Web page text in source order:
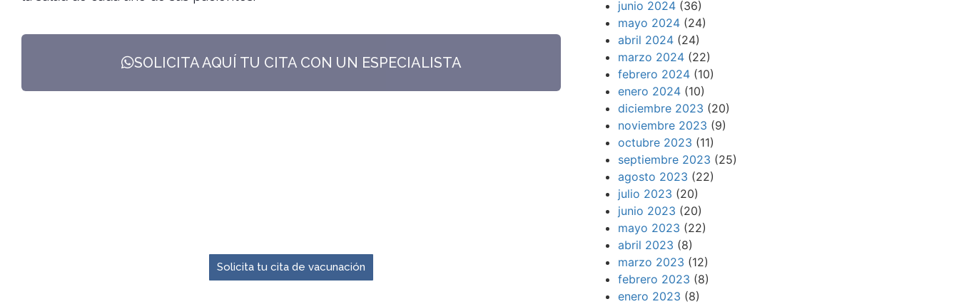
SOLICITA AQUÍ TU CITA CON UN ESPECIALISTA
Solicita tu cita de vacunación
junio 2024 (36)
mayo 2024 (24)
abril 2024 (24)
marzo 2024 (22)
febrero 2024 (10)
enero 2024 (10)
diciembre 2023 (20)
noviembre 2023 (9)
octubre 2023 (11)
septiembre 2023 (25)
agosto 2023 (22)
julio 2023 (20)
junio 2023 (20)
mayo 2023 (22)
abril 2023 (8)
marzo 2023 (12)
febrero 2023 (8)
enero 2023 (8)